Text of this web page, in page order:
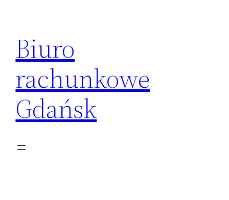
treści
Biuro
rachunkowe
Gdańsk